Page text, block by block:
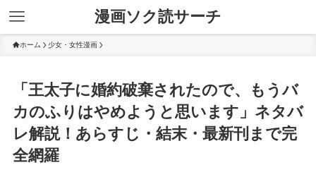
漫画ソク読サーチ
ホーム 少女・女性漫画
「王太子に婚約破棄されたので、もうバ
カのふりはやめようと思います」ネタバ
レ解説！あらすじ・結末・最新刊まで完
全網羅